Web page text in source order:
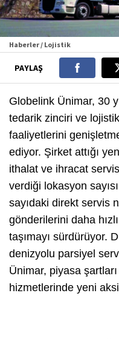
Haberler / Lojistik
PAYLAŞ
Globelink Ünimar, 30
tedarik zinciri ve
faaliyetlerini
ediyor. Şirket attığı
ithalat ve ihracat
verdiği lokasyon
sayıdaki direkt servis
gönderilerini daha
taşımayı sürdürüyor.
denizyolu parsiyel
Ünimar, piyasa
hizmetlerinde yeni